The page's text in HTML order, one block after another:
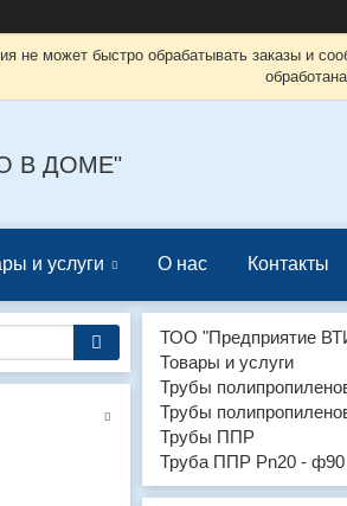
не может быстро обрабатывать заказы и
В ДОМЕ"
и услуги О нас Контакты
ТОО "Предприятие
Товары и услуги
Трубы
Трубы
Трубы ППР
Труба ППР Pn20 - ф90